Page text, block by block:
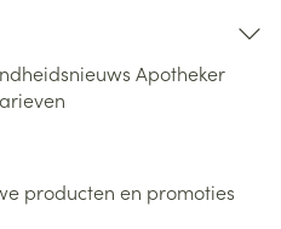
Apotheker
producten en promoties